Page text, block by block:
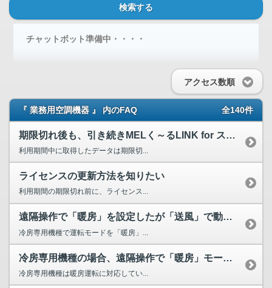
検索する
チャットボット準備中・・・・
アクセス数順
『 業務用空調機器 』 内のFAQ 全140件
期限切れ後も、引き続きMELく～るLINK for スリム...
利用期間中に取得したデータは期限切...
ライセンスの更新方法を知りたい
利用期間の期限切れ前に、ライセンス...
遠隔操作で「暖房」を設定したが「送風」で動作する
冷房専用機種で運転モードを「暖房」...
冷房専用機種の場合、遠隔操作で「暖房」モードに設定できますか？
冷房専用機種は暖房運転に対応してい...